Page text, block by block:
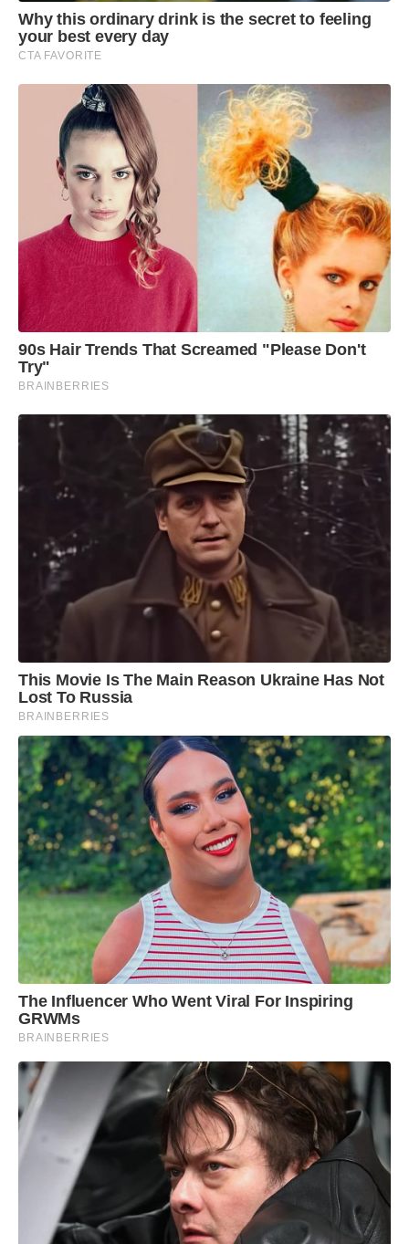
Why this ordinary drink is the secret to feeling
your best every day
CTA FAVORITE
90s Hair Trends That Screamed "Please Don't
Try"
BRAINBERRIES
This Movie Is The Main Reason Ukraine Has Not
Lost To Russia
BRAINBERRIES
The Influencer Who Went Viral For Inspiring
GRWMs
BRAINBERRIES